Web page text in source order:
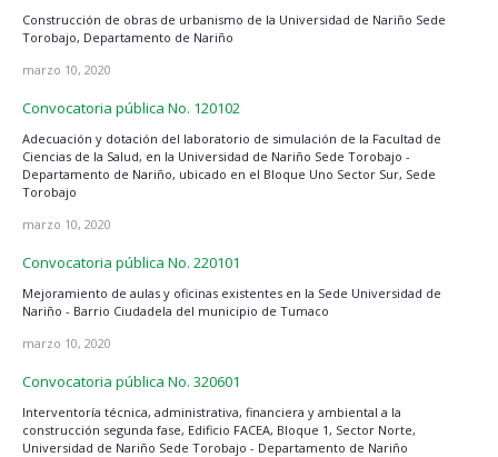
Construcción de obras de urbanismo de la Universidad de Nariño Sede
Torobajo, Departamento de Nariño
marzo 10, 2020
Convocatoria pública No. 120102
Adecuación y dotación del laboratorio de simulación de la Facultad de
Ciencias de la Salud, en la Universidad de Nariño Sede Torobajo -
Departamento de Nariño, ubicado en el Bloque Uno Sector Sur, Sede
Torobajo
marzo 10, 2020
Convocatoria pública No. 220101
Mejoramiento de aulas y oficinas existentes en la Sede Universidad de
Nariño - Barrio Ciudadela del municipio de Tumaco
marzo 10, 2020
Convocatoria pública No. 320601
Interventoría técnica, administrativa, financiera y ambiental a la
construcción segunda fase, Edificio FACEA, Bloque 1, Sector Norte,
Universidad de Nariño Sede Torobajo - Departamento de Nariño